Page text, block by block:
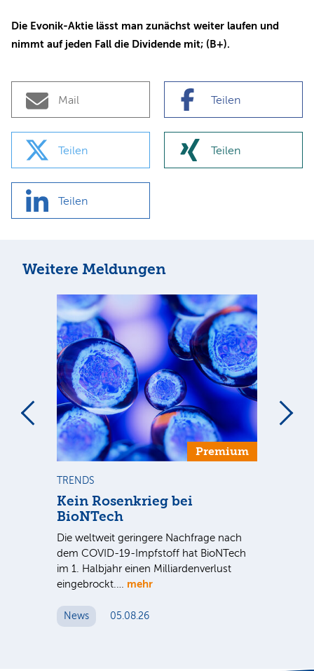
Die Evonik-Aktie lässt man zunächst weiter laufen und
nimmt auf jeden Fall die Dividende mit; (B+).
Mail Teilen
Teilen Teilen
Teilen
Weitere Meldungen
Premium
TRENDS
Kein Rosenkrieg bei
BioNTech
Die weltweit geringere Nachfrage nach
dem COVID-19-Impfstoff hat BioNTech
im 1. Halbjahr einen Milliardenverlust
eingebrockt.… mehr
News 05.08.26